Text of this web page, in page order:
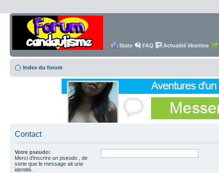
Stats FAQ Actualité libertine
Index du forum
Contact
Votre pseudo:
Merci d'inscrire un pseudo , de
sorte que le message ait une
identité.